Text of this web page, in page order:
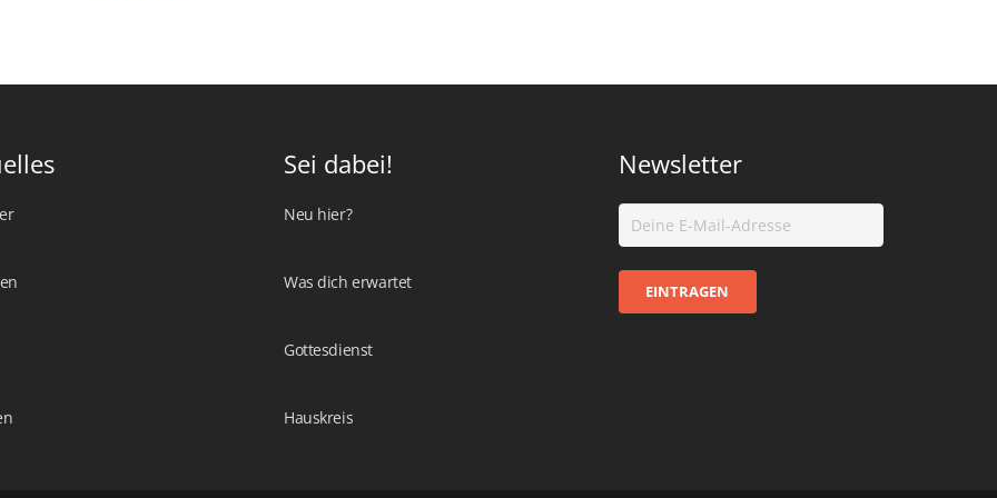
Sei dabei!
Neu hier?
Was dich erwartet
Gottesdienst
Hauskreis
Newsletter